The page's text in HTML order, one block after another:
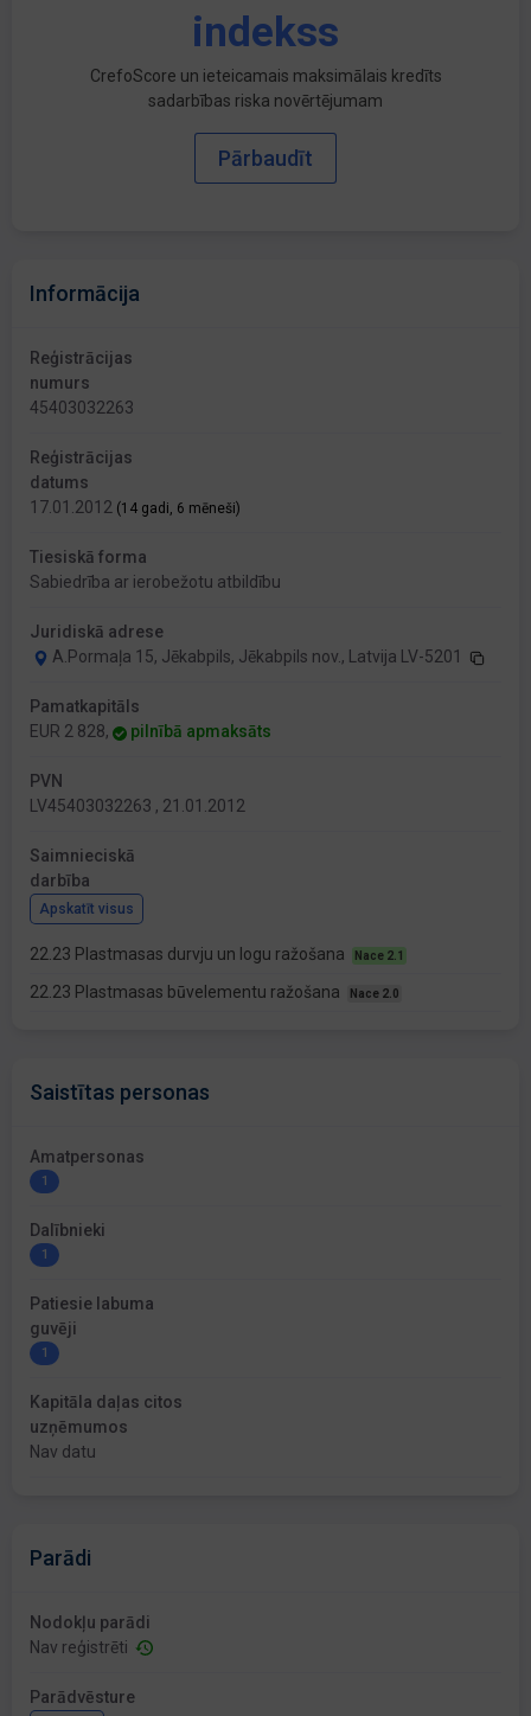
indekss
CrefoScore un ieteicamais maksimālais kredīts
sadarbības riska novērtējumam
Pārbaudīt
Informācija
Reģistrācijas
numurs
45403032263
Reģistrācijas
datums
17.01.2012 (14 gadi, 6 mēneši)
Tiesiskā forma
Sabiedrība ar ierobežotu atbildību
Juridiskā adrese
A.Pormaļa 15, Jēkabpils, Jēkabpils nov., Latvija LV-5201
Pamatkapitāls
EUR 2 828,
pilnībā apmaksāts
PVN
LV45403032263 , 21.01.2012
Saimnieciskā
darbība
Apskatīt visus
22.23 Plastmasas durvju un logu ražošana Nace 2.1
22.23 Plastmasas būvelementu ražošana Nace 2.0
Saistītas personas
Amatpersonas
1
Dalībnieki
1
Patiesie labuma
guvēji
1
Kapitāla daļas citos
uzņēmumos
Nav datu
Parādi
Nodokļu parādi
Nav reģistrēti
Parādvēsture